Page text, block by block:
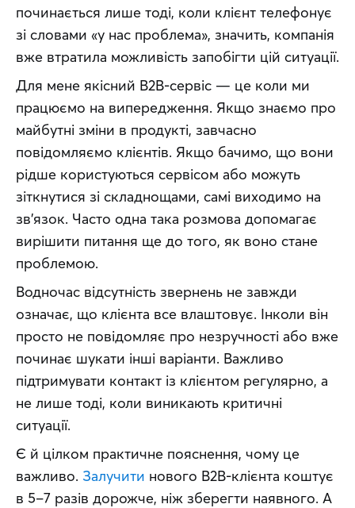
починається лише тоді, коли клієнт телефонує
зі словами «у нас проблема», значить, компанія
вже втратила можливість запобігти цій ситуації.
Для мене якісний B2B-сервіс — це коли ми
працюємо на випередження. Якщо знаємо про
майбутні зміни в продукті, завчасно
повідомляємо клієнтів. Якщо бачимо, що вони
рідше користуються сервісом або можуть
зіткнутися зі складнощами, самі виходимо на
зв’язок. Часто одна така розмова допомагає
вирішити питання ще до того, як воно стане
проблемою.
Водночас відсутність звернень не завжди
означає, що клієнта все влаштовує. Інколи він
просто не повідомляє про незручності або вже
починає шукати інші варіанти. Важливо
підтримувати контакт із клієнтом регулярно, а
не лише тоді, коли виникають критичні
ситуації.
Є й цілком практичне пояснення, чому це
важливо. Залучити нового B2B-клієнта коштує
в 5–7 разів дорожче, ніж зберегти наявного. А